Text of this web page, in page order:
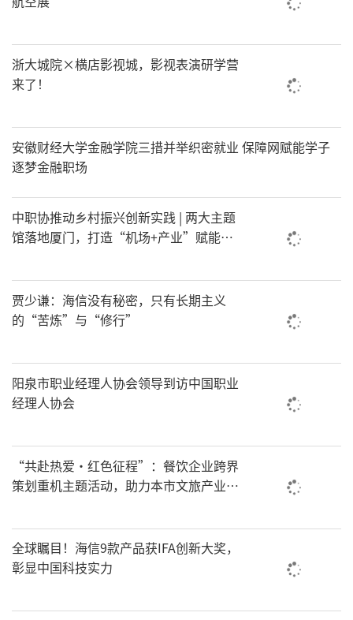
浙大城院×横店影视城，影视表演研学营
来了！
安徽财经大学金融学院三措并举织密就业 保障网赋能学子
逐梦金融职场
中职协推动乡村振兴创新实践 | 两大主题
馆落地厦门，打造“机场+产业”赋能新
贾少谦：海信没有秘密，只有长期主义
的“苦炼”与“修行”
阳泉市职业经理人协会领导到访中国职业
经理人协会
“共赴热爱·红色征程”：餐饮企业跨界
策划重机主题活动，助力本市文旅产业迈
全球瞩目！海信9款产品获IFA创新大奖，
彰显中国科技实力